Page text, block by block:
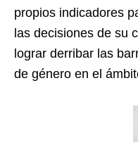
propios indicadores
las decisiones de su
lograr derribar las
de género en el